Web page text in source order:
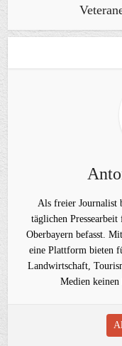
Als freier Journalist
täglichen
Oberbayern befasst.
eine Plattform bieten
Landwirtschaft,
Medien keinen